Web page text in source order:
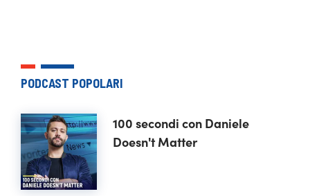
PODCAST POPOLARI
100 secondi con Daniele
Doesn't Matter